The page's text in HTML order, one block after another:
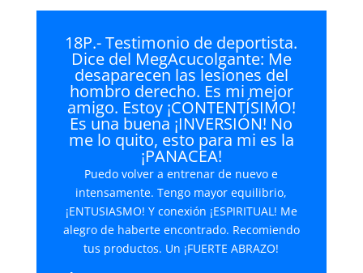
18P.- Testimonio de deportista.
Dice del MegAcucolgante: Me
desaparecen las lesiones del
hombro derecho. Es mi mejor
amigo. Estoy ¡CONTENTÍSIMO!
Es una buena ¡INVERSIÓN! No
me lo quito, esto para mi es la
¡PANACEA!
Puedo volver a entrenar de nuevo e
intensamente. Tengo mayor equilibrio,
¡ENTUSIASMO! Y conexión ¡ESPIRITUAL! Me
alegro de haberte encontrado. Recomiendo
tus productos. Un ¡FUERTE ABRAZO!